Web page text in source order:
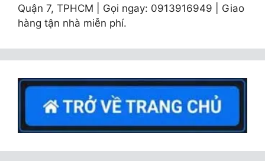
Quận 7, TPHCM | Gọi ngay: 0913916949 | Giao
hàng tận nhà miễn phí.